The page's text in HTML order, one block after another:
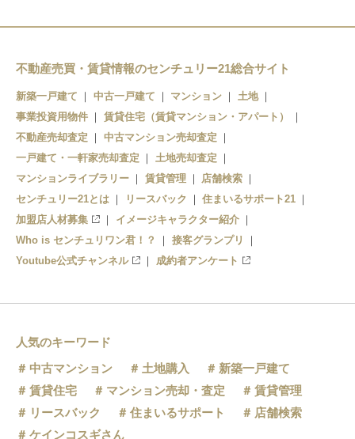
不動産売買・賃貸情報のセンチュリー21総合サイト
新築一戸建て 中古一戸建て マンション
土地
事業投資用物件
賃貸住宅（賃貸マンション・アパート）
不動産売却査定
中古マンション売却査定
一戸建て・一軒家売却査定
土地売却査定
マンションライブラリー
賃貸管理
店舗検索
センチュリー21とは
リースバック
住まいるサポート21
加盟店人材募集
イメージキャラクター紹介
Who is センチュリワン君！？
接客グランプリ
Youtube公式チャンネル
成約者アンケート
人気のキーワード
中古マンション
土地購入
新築一戸建て
賃貸住宅
マンション売却・査定
賃貸管理
リースバック
住まいるサポート
店舗検索
ケインコスギさん